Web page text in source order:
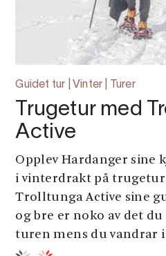
Guidet tur | Vinter | Turer
Trugetur med
Active
Opplev Hardanger sine
i vinterdrakt på trugetur
Trolltunga Active sine
og bre er noko av det
turen mens du vandrar